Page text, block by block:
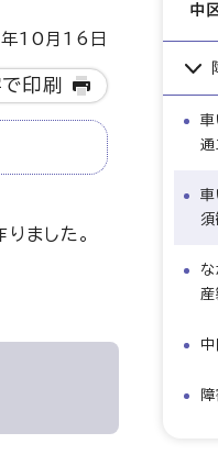
10月16日
印刷
ました。
中
車
通
車
な
産